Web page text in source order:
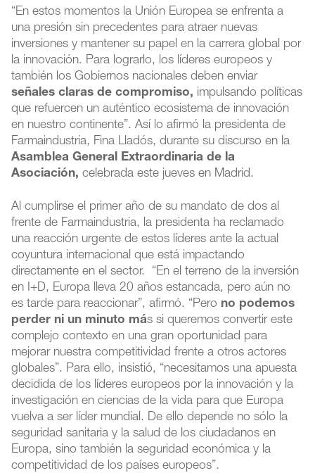
“En estos momentos la Unión Europea se enfrenta a
una presión sin precedentes para atraer nuevas
inversiones y mantener su papel en la carrera global por
la innovación. Para lograrlo, los líderes europeos y
también los Gobiernos nacionales deben enviar
señales claras de compromiso, impulsando políticas
que refuercen un auténtico ecosistema de innovación
en nuestro continente”. Así lo afirmó la presidenta de
Farmaindustria, Fina Lladós, durante su discurso en la
Asamblea General Extraordinaria de la
Asociación, celebrada este jueves en Madrid.
Al cumplirse el primer año de su mandato de dos al
frente de Farmaindustria, la presidenta ha reclamado
una reacción urgente de estos líderes ante la actual
coyuntura internacional que está impactando
directamente en el sector. “En el terreno de la inversión
en I+D, Europa lleva 20 años estancada, pero aún no
es tarde para reaccionar”, afirmó. “Pero no podemos
perder ni un minuto más si queremos convertir este
complejo contexto en una gran oportunidad para
mejorar nuestra competitividad frente a otros actores
globales”. Para ello, insistió, “necesitamos una apuesta
decidida de los líderes europeos por la innovación y la
investigación en ciencias de la vida para que Europa
vuelva a ser líder mundial. De ello depende no sólo la
seguridad sanitaria y la salud de los ciudadanos en
Europa, sino también la seguridad económica y la
competitividad de los países europeos”.